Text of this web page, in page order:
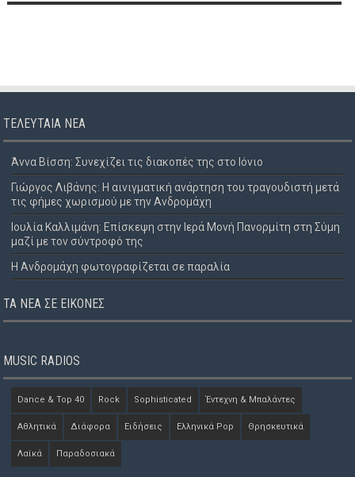
ΤΕΛΕΥΤΑΊΑ ΝΈΑ
Άννα Βίσση: Συνεχίζει τις διακοπές της στο Ιόνιο
Γιώργος Λιβάνης: Η αινιγματική ανάρτηση του τραγουδιστή μετά
τις φήμες χωρισμού με την Ανδρομάχη
Ιουλία Καλλιμάνη: Επίσκεψη στην Ιερά Μονή Πανορμίτη στη Σύμη
μαζί με τον σύντροφό της
Η Ανδρομάχη φωτογραφίζεται σε παραλία
ΤΑ ΝΈΑ ΣΕ ΕΙΚΌΝΕΣ
MUSIC RADIOS
Dance & Top 40 Rock Sophisticated Έντεχνη & Μπαλάντες
Αθλητικά Διάφορα Ειδήσεις Ελληνικά Pop Θρησκευτικά
Λαϊκά Παραδοσιακά